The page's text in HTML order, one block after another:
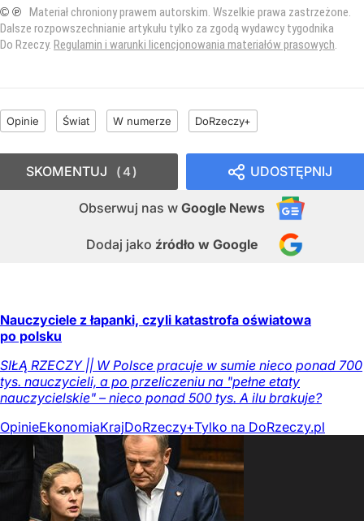
© ℗ Materiał chroniony prawem autorskim. Wszelkie prawa zastrzeżone.
Dalsze rozpowszechnianie artykułu tylko za zgodą wydawcy tygodnika
Do Rzeczy. Regulamin i warunki licencjonowania materiałów prasowych
Opinie Świat W numerze DoRzeczy+
UDOSTĘPNIJ
Obserwuj nas w Google News
Dodaj jako źródło w Google
SKOMENTUJ 4
Nauczyciele z łapanki, czyli katastrofa oświatowa
po polsku
SIŁĄ RZECZY || W Polsce pracuje w sumie nieco ponad 700
tys. nauczycieli, a po przeliczeniu na "pełne etaty
nauczycielskie" – nieco ponad 500 tys. A ilu brakuje?
OpinieEkonomiaKrajDoRzeczy+Tylko na DoRzeczy.pl